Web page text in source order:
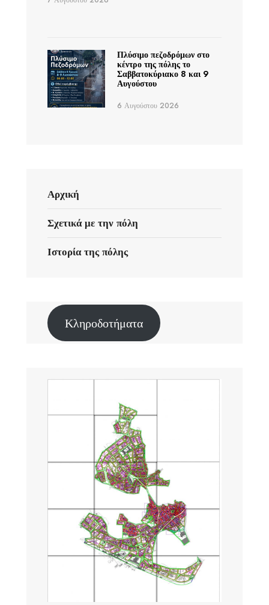
Πλύσιμο πεζοδρόμων στο
κέντρο της πόλης το
Σαββατοκύριακο 8 και 9
Αυγούστου
6 Αυγούστου 2026
Αρχική
Σχετικά με την πόλη
Ιστορία της πόλης
Κληροδοτήματα